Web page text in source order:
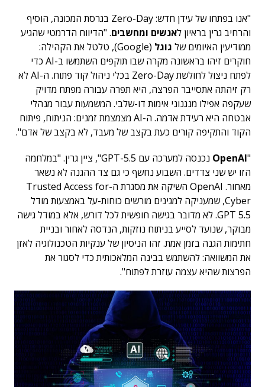
"אנו בפתחו של עידן חדש: Zero-Day בגרסת המכונה, הוסיף
והרחיב גרין בראיון לאנשים ומחשבים. "הדיווח הדרמטי שהגיע
ממודיעין האיומים של גוגל
(Google), טלטל את הקהילה:
חוקרים זיהו בראשונה מקרה שבו תוקפים השתמשו ב-AI כדי
לפתח ניצול לחולשת Zero-Day בכלי ניהול קוד פתוח. ה-AI לא
רק זיהתה אתסייבר הפרצה, היא תפרה עבורה מפתח מדויק
שעקפה אפילו מנגנוני אימות דו-שלבי. המשמעות עבור מנהלי
אבטחה היא רעידת אדמה. ה-AI מצמצמת זמנים: הניתוח, פיתוח
הקוד והתקיפה קורים כעת בקצב של מעבד, לא בקצב של אדם".
"
OpenAI
נכנסה למערכה עם GPT-5.5", ציין גרין. "במלחמה
הזו יש שני צדדים. השבוע נחשף כי גם צד ההגנה לא נשאר
מאחור. OpenAI השיקה את מסגרת ה-Trusted Access for
Cyber, שמעניקה למגינים מורשים כוחות-על באמצעות מודל
GPT 5.5. לא מדובר בגישה חופשית לכל דורש, אלא במודל גישה
מבוקר, שנועד לסייע בניתוח נוזקות, הנדסה לאחור ובניית
חתימות הגנה בזמן אמת. זהו הניסיון של ענקיות הטכנולוגיה לאזן
את המשוואה: להשתמש בבינה המלאכותית כדי לסגור את
הפרצות שהיא עצמה עוזרת לפתוח".